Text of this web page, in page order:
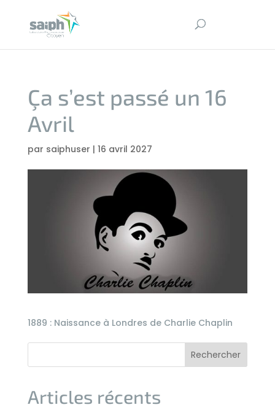
Ça s’est passé un 16
Avril
par saiphuser | 16 avril 2027
1889 : Naissance à Londres de Charlie Chaplin
Rechercher
Articles récents